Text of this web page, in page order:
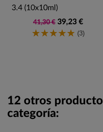
3.4 (10x10ml)
41,30 € 39,23 €
(3)
12 otros
categoría: